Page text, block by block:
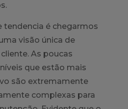
tendencia é chegarmos
visão única de
As poucas
que estão mais
são extremamente
complexas para